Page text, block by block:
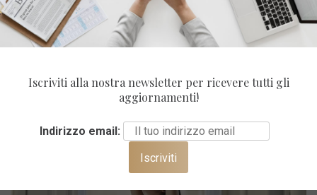
Vita In Ufficio
Iscriviti alla nostra newsletter per ricevere tutti gli
aggiornamenti!
Indirizzo email: